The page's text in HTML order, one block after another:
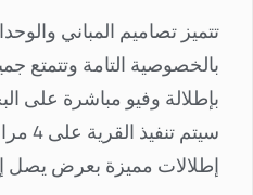
تتميز تصاميم المباني
بالخصوصية التامة وتتمتع
بإطلالة وفيو مباشرة على
إطلالات مميزة بعرض يصل إلى 800